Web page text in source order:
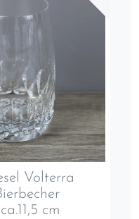
Volterra
cm